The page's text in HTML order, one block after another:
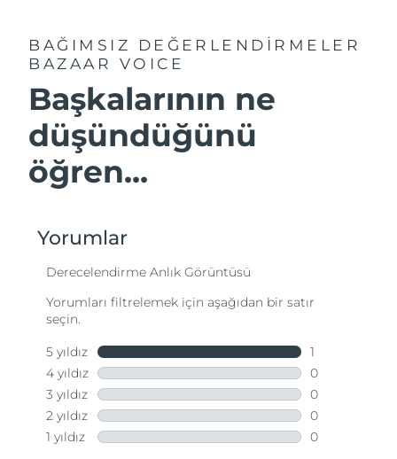
BAĞIMSIZ DEĞERLENDİRMELER
BAZAAR VOICE
Başkalarının ne
düşündüğünü
öğren...